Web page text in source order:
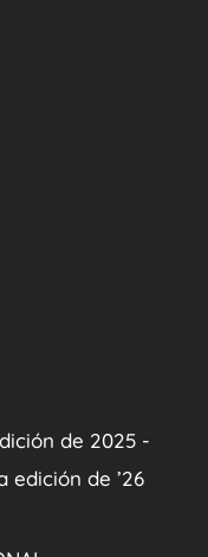
de 2025 -
de ’26